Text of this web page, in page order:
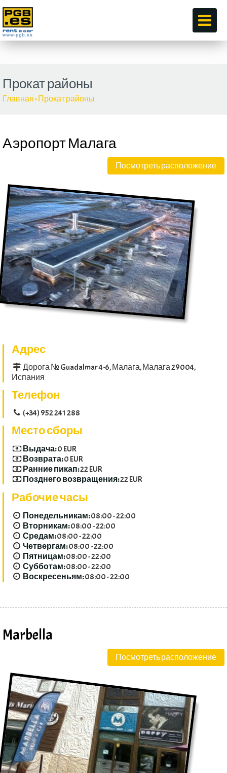
по
Прокат районы
Главная›Прокат районы
Аэропорт Малага
Посмотреть расположение
Адрес
Дорога № Guadalmar 4-6, Малага, Малага 29004,
Испания
Телефон
(+34) 952 241 288
Место сборы
Выдача:0 EUR
Возврата:0 EUR
Ранние пикап:22 EUR
Позднего возвращения:22 EUR
Рабочие часы
Понедельникам:08:00 - 22:00
Вторникам:08:00 - 22:00
Средам:08:00 - 22:00
Четвергам:08:00 - 22:00
Пятницам:08:00 - 22:00
Субботам:08:00 - 22:00
Воскресеньям:08:00 - 22:00
Marbella
Посмотреть расположение